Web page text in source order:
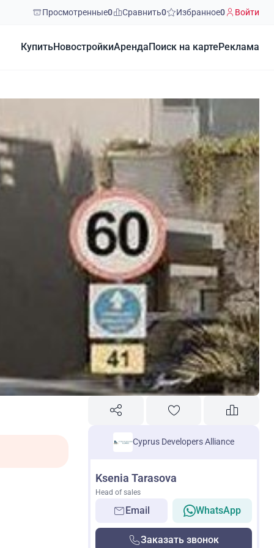
Просмотренные0 Сравнить0 Избранное0 Войти
КупитьНовостройкиАренда Поиск на карте Реклама
Cyprus Developers Alliance
Ksenia Tarasova
Head of sales
Email WhatsApp
Заказать звонок